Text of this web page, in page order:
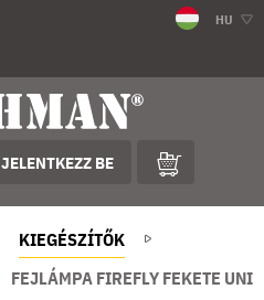
HU
JELENTKEZZ BE
KIEGÉSZÍTŐK
FEJLÁMPA FIREFLY FEKETE UNI